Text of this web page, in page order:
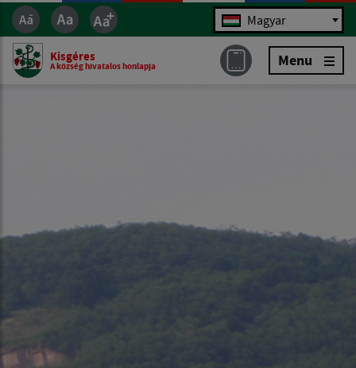
Jazyk Magyar
Kisgéres
A község hivatalos honlapja Menu